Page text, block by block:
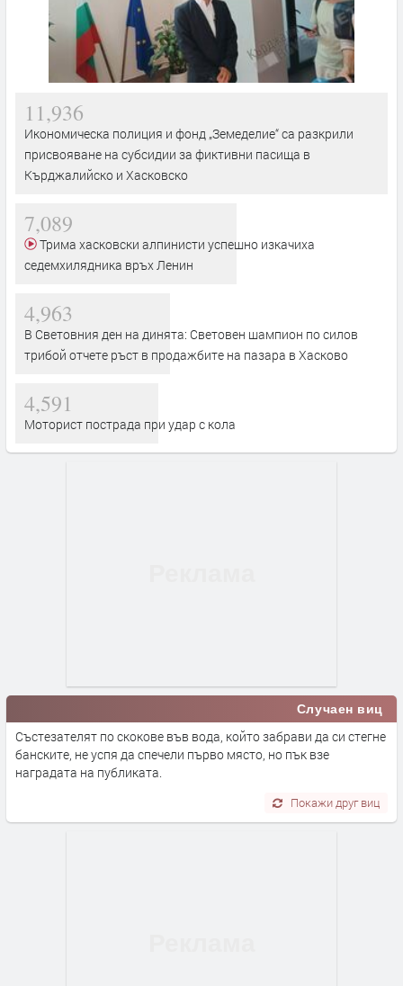
11,936
Икономическа полиция и фонд „Земеделие“ са разкрили
присвояване на субсидии за фиктивни пасища в
Кърджалийско и Хасковско
7,089
седемхилядника връх Ленин
4,963
В Световния ден на динята: Световен шампион по силов
трибой отчете ръст в продажбите на пазара в Хасково
4,591
Моторист пострада при удар с кола
Случаен виц
Състезателят по скокове във вода, който забрави да си стегне
банските, не успя да спечели първо място, но пък взе
наградата на публиката.
Покажи друг виц